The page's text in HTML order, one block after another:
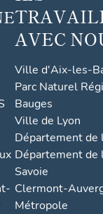
AVEC
Ville d'Aix-les-
Parc Naturel
Bauges
Ville de Lyon
Département de
Département de
Savoie
Clermont-
Métropole